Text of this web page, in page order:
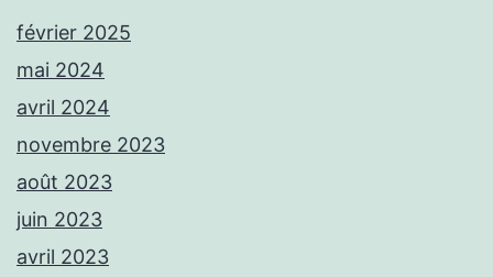
février 2025
mai 2024
avril 2024
novembre 2023
août 2023
juin 2023
avril 2023